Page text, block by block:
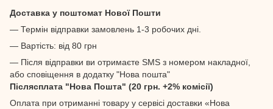
Доставка у поштомат Нової Пошти
— Термін відправки замовлень 1-3 робочих дні.
— Вартість: від 80 грн
— Після відправки ви отримаєте SMS з номером накладної,
або сповіщення в додатку "Нова пошта"
Післясплата "Нова Пошта" (20 грн. +2% комісії)
Оплата при отриманні товару у сервісі доставки «Нова